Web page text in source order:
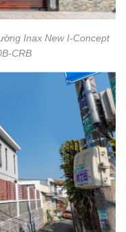
Inax New I-Concept
CRB